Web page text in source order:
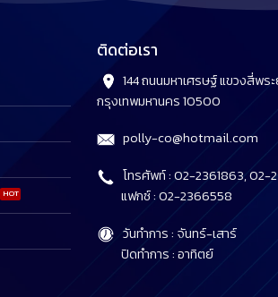
ติดต่อเรา
144 ถนนมหาเศรษฐ์ แขวงสี่พร
กรุงเทพมหานคร 10500
polly-co@hotmail.com
โทรศัพท์ : 02-2361863, 02-
แฟกซ์ : 02-2366558
วันทำการ : จันทร์-เสาร์
ปิดทำการ : อาทิตย์